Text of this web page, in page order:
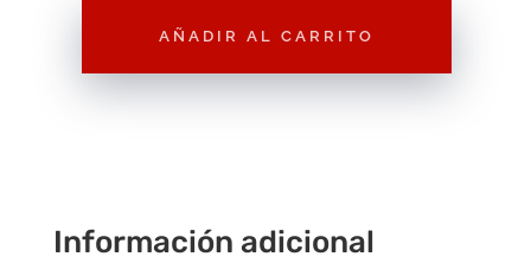
AÑADIR AL CARRITO
Información adicional